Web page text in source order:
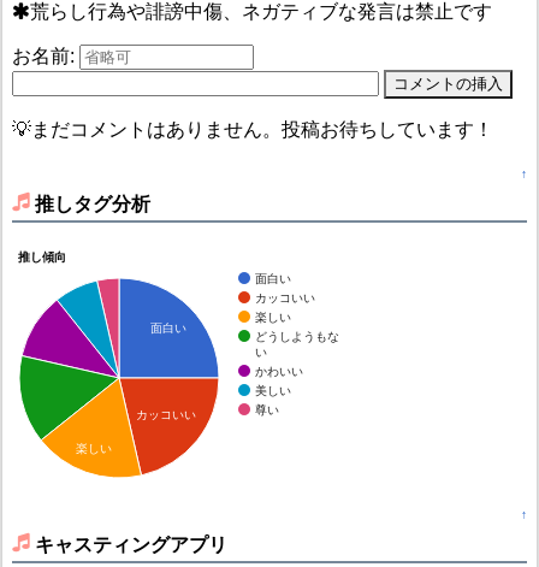
荒らし行為や誹謗中傷、ネガティブな発言は禁止です
お名前:
💡まだコメントはありません。投稿お待ちしています！
↑
推しタグ分析
推し傾向
面白い
カッコいい
楽しい
どうしようもな
い
かわいい
美しい
尊い
面白い
カッコいい
楽しい
↑
キャスティングアプリ